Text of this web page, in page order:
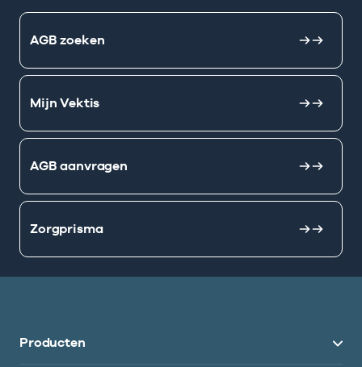
AGB zoeken
Mijn Vektis
AGB aanvragen
Zorgprisma
Producten